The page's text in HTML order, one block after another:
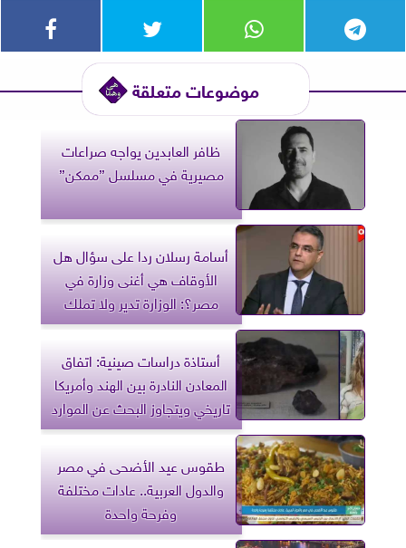
موضوعات متعلقة
ظافر العابدين يواجه صراعات
مصيرية في مسلسل ”ممكن”
أسامة رسلان ردا على سؤال هل
الأوقاف هي أغنى وزارة في
مصر؟: الوزارة تدير ولا تملك
أستاذة دراسات صينية: اتفاق
المعادن النادرة بين الهند وأمريكا
تاريخي ويتجاوز البحث عن الموارد
طقوس عيد الأضحى في مصر
والدول العربية.. عادات مختلفة
وفرحة واحدة